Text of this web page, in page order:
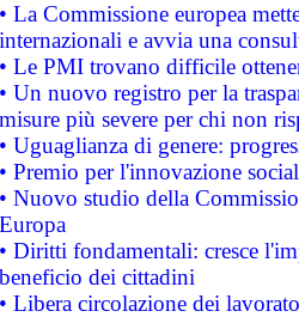
• La Commissione europea
internazionali e avvia una
• Le PMI trovano difficile
• Un nuovo registro per la
misure più severe per chi non
• Uguaglianza di genere:
• Premio per l'innovazione
• Nuovo studio della
Europa
• Diritti fondamentali: cresce
beneficio dei cittadini
• Libera circolazione dei